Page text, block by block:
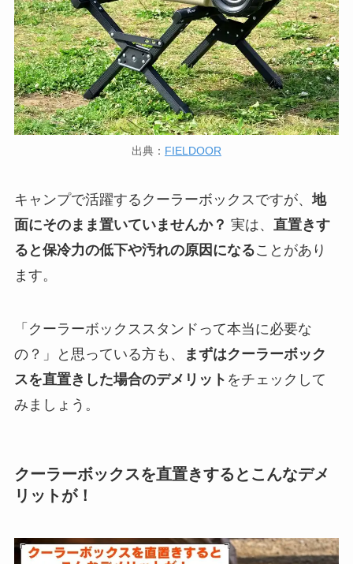
出典： FIELDOOR
キャンプで活躍するクーラーボックスですが、地
面にそのまま置いていませんか？ 実は、 直置きす
ると保冷力の低下や汚れの原因になることがあり
ます。
「クーラーボックススタンドって本当に必要な
の？」と思っている方も、
まずはクーラーボック
スを直置きした場合のデメリット をチェックして
みましょう。
クーラーボックスを直置きするとこんなデメ
リットが！